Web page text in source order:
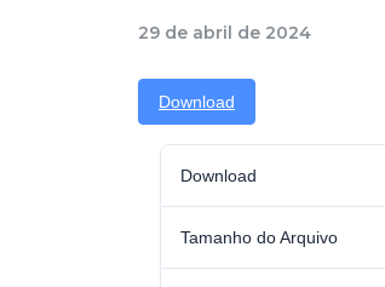
29 de abril de 2024
Download
Download
Tamanho do Arquivo